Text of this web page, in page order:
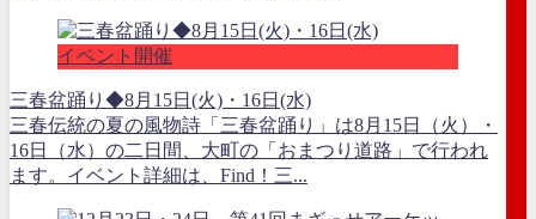
イベント開催
三春盆踊り◆8月15日(火)・16日(水)
三春伝統の夏の風物詩「三春盆踊り」は8月15日（火）・
16日（水）の二日間、大町の「おまつり道路」で行われ
ます。イベント詳細は、Find！三...